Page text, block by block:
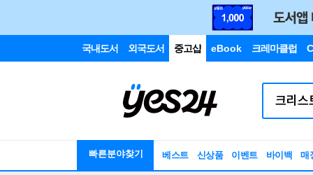
국내도서 외국도서 중고샵 eBook 크레마클럽
빠른분야찾기 베스트 신상품 이벤트 바이백 매